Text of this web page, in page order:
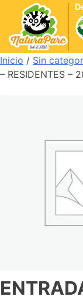
Inicio / Sin
– RESIDENTES –